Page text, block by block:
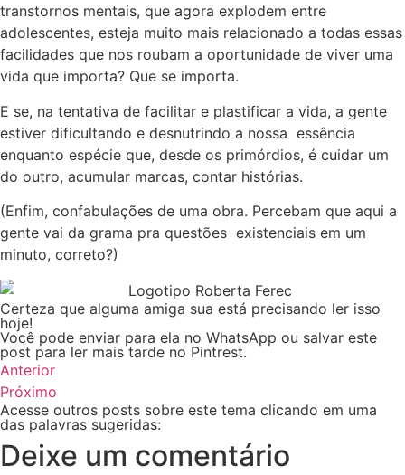
transtornos mentais, que agora explodem entre
adolescentes, esteja muito mais relacionado a todas essas
facilidades que nos roubam a oportunidade de viver uma
vida que importa? Que se importa.
E se, na tentativa de facilitar e plastificar a vida, a gente
estiver dificultando e desnutrindo a nossa essência
enquanto espécie que, desde os primórdios, é cuidar um
do outro, acumular marcas, contar histórias.
(Enfim, confabulações de uma obra. Percebam que aqui a
gente vai da grama pra questões existenciais em um
minuto, correto?)
Certeza que alguma amiga sua está precisando ler isso
hoje!
Você pode enviar para ela no WhatsApp ou salvar este
post para ler mais tarde no Pintrest.
Anterior
Próximo
Acesse outros posts sobre este tema clicando em uma
das palavras sugeridas:
Deixe um comentário